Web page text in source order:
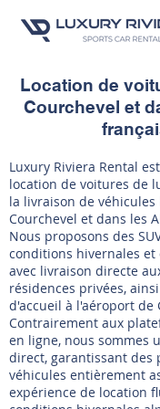
Location de
Courchevel et
Luxury Riviera Rental
location de voitures de
la livraison de
Courchevel et dans les
Nous proposons des
conditions hivernales et
avec livraison directe
résidences privées,
d'accueil à l'aéroport de
Contrairement aux
en ligne, nous sommes
direct, garantissant des
véhicules entièrement
expérience de location